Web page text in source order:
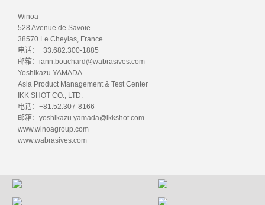
Winoa
528 Avenue de Savoie
38570 Le Cheylas, France
电话：+33.682.300-1885
邮箱：iann.bouchard@wabrasives.com
Yoshikazu YAMADA
Asia Product Management & Test Center
IKK SHOT CO., LTD.
电话：+81.52.307-8166
邮箱：yoshikazu.yamada@ikkshot.com
www.winoagroup.com
www.wabrasives.com